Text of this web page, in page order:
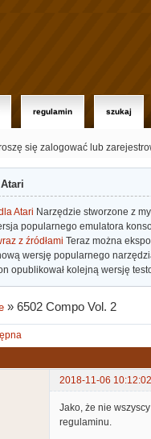
regulamin szukaj
się zalogować lub
Atari Narzędzie stworzone z
popularnego emulatora
z źródłami Teraz można
wersję popularnego
opublikował kolejną wersję
»6502 Compo Vol. 2
2018-11-06 10:12:02
Jako, że nie
regulaminu.